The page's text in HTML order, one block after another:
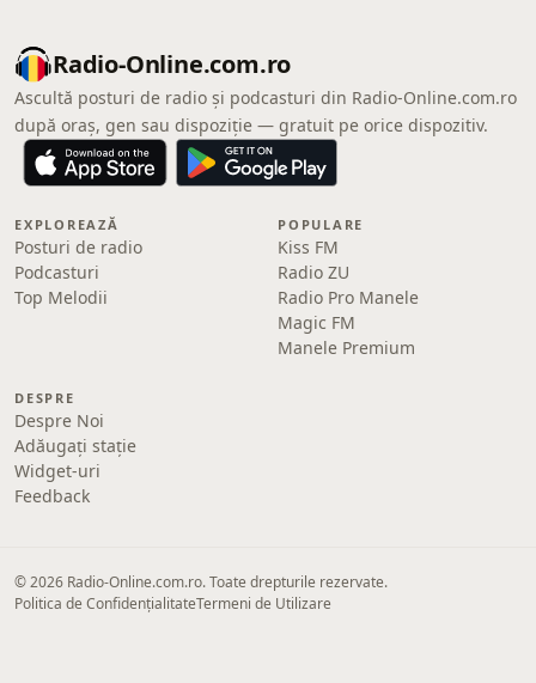
Radio-Online.com.ro
Ascultă posturi de radio și podcasturi din Radio-Online.com.ro
după oraș, gen sau dispoziție — gratuit pe orice dispozitiv.
EXPLOREAZĂ
Posturi de radio
Podcasturi
Top Melodii
POPULARE
Kiss FM
Radio ZU
Radio Pro Manele
Magic FM
Manele Premium
DESPRE
Despre Noi
Adăugați stație
Widget-uri
Feedback
© 2026 Radio-Online.com.ro. Toate drepturile rezervate.
Politica de ConfidențialitateTermeni de Utilizare